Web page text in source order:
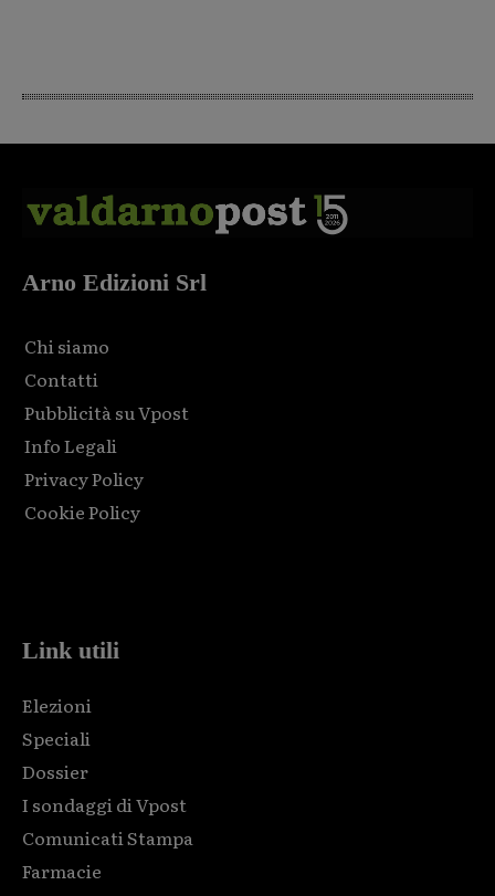
Arno Edizioni Srl
Chi siamo
Contatti
Pubblicità su Vpost
Info Legali
Privacy Policy
Cookie Policy
Link utili
Elezioni
Speciali
Dossier
I sondaggi di Vpost
Comunicati Stampa
Farmacie